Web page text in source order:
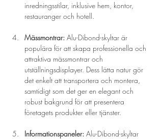
inredningsstilar, inklusive hem, kontor,
restauranger och hotell.
Mässmontrar: Alu-Dibond-skyltar är
populära för att skapa professionella och
attraktiva mässmontrar och
utställningsdisplayer. Dess lätta natur gör
det enkelt att transportera och montera,
samtidigt som det ger en elegant och
robust bakgrund för att presentera
företagets produkter eller tjänster.
Informationspaneler: Alu-Dibond-skyltar